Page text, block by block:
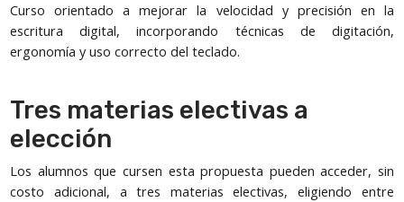
Curso orientado a mejorar la velocidad y precisión en la
escritura digital, incorporando técnicas de digitación,
ergonomía y uso correcto del teclado.
Tres materias electivas a
elección
Los alumnos que cursen esta propuesta pueden acceder, sin
costo adicional, a tres materias electivas, eligiendo entre